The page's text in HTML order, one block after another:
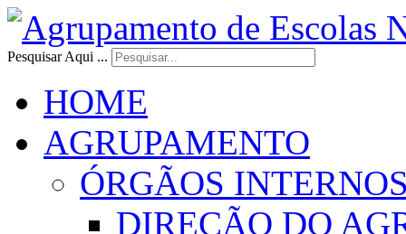
Pesquisar Aqui ...
HOME
AGRUPAMENTO
ÓRGÃOS
DIREÇÃO DO